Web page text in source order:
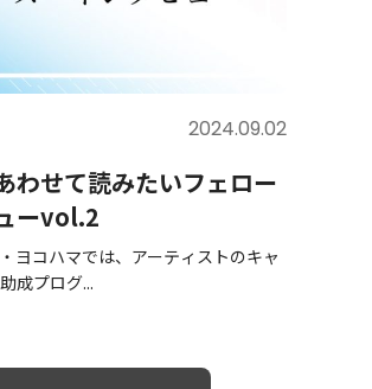
2024.09.02
わせて読みたいフェロー
ーvol.2
ヨコハマでは、アーティストのキャ
成プログ...